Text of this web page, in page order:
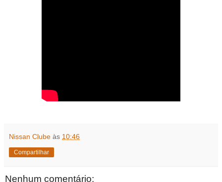
Nissan Clube às 10:46
Compartilhar
Nenhum comentário: